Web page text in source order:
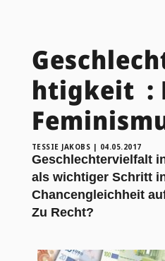
htigkeit :
TESSIE JAKOBS | 04.05.2017
Geschlechtervielfalt
als wichtiger Schritt
Chancengleichheit
Zu Recht?